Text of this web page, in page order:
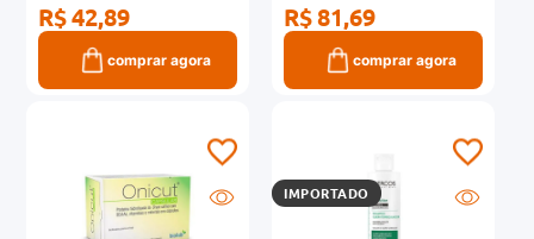
R$ 42,89
comprar agora
R$ 81,69
comprar agora
IMPORTADO